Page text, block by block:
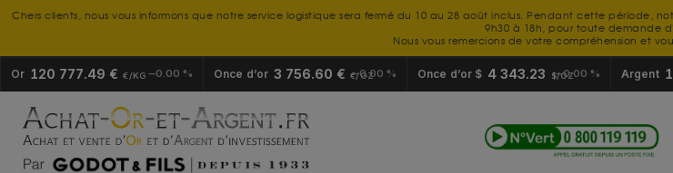
Chers clients, nous vous informons que notre service logistique sera fermé du 10 au 28 août inclus. Pendant cette période,
9h30 à 18h, pour toute demande
Nous vous remercions de votre compréhension et
Or 120 777.49 € €/KG 0.00 % Once d’or 3 756.60 € €/OZ
0.00 % Once d’or $ 4 343.23 $/OZ0.00 % Argent